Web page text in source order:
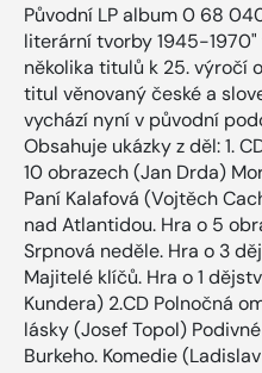
Původní LP album 0 68
literární tvorby 1945-
několika titulů k 25. výročí
titul věnovaný české a
vychází nyní v původní
Obsahuje ukázky z děl: 1.
10 obrazech (Jan Drda)
Paní Kalafová (Vojtěch
nad Atlantidou. Hra o 5
Srpnová neděle. Hra o 3
Majitelé klíčů. Hra o 1
Kundera) 2.CD Polnočná
lásky (Josef Topol)
Burkeho. Komedie